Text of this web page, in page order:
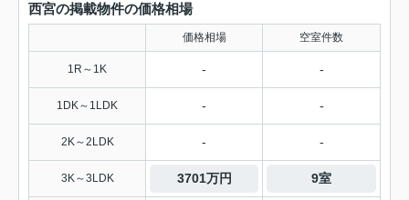
西宮の掲載物件の価格相場
価格相場 空室件数
1R～1K - -
1DK～1LDK - -
2K～2LDK - -
3K～3LDK 3701万円 9室